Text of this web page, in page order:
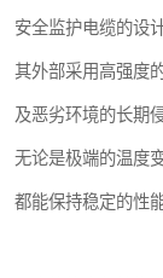
安全监护电缆的设
其外部采用高强度
及恶劣环境的长期侵
无论是极端的温度
都能保持稳定的性